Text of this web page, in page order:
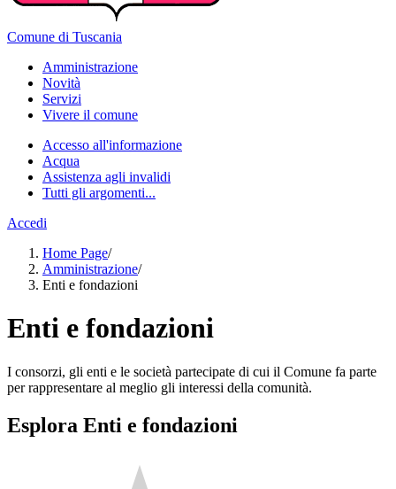
Comune di Tuscania
Amministrazione
Novità
Servizi
Vivere il comune
Accesso all'informazione
Acqua
Assistenza agli invalidi
Tutti gli argomenti...
Accedi
Home Page/
Amministrazione/
Enti e fondazioni
Enti e fondazioni
I consorzi, gli enti e le società partecipate di cui il Comune fa parte
per rappresentare al meglio gli interessi della comunità.
Esplora Enti e fondazioni